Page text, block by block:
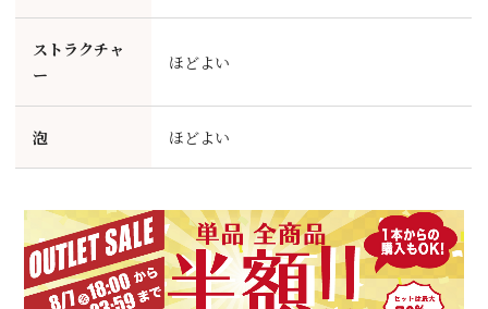
ストラクチャ
ー
ほどよい
泡 ほどよい